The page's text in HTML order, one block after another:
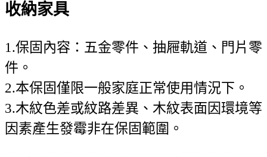
收納家具
1.保固內容：五金零件、抽屜軌道、門片零
件。
2.本保固僅限一般家庭正常使用情況下。
3.木紋色差或紋路差異、木紋表面因環境等
因素產生發霉非在保固範圍。